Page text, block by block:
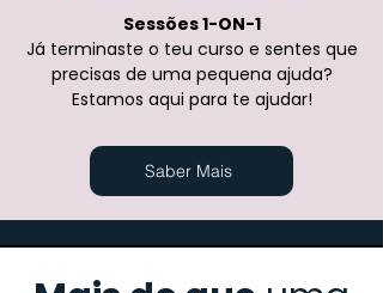
Sessões 1-ON-1
Já terminaste o teu curso e sentes que
precisas de uma pequena ajuda?
Estamos aqui para te ajudar!
Saber Mais